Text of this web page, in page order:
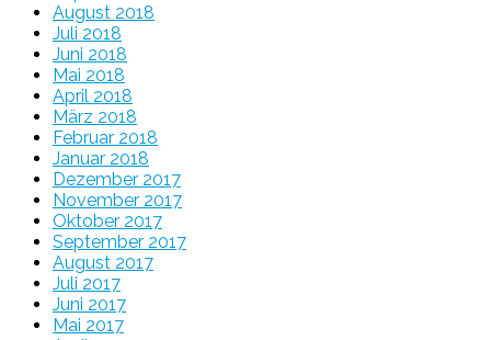
August 2018
Juli 2018
Juni 2018
Mai 2018
April 2018
März 2018
Februar 2018
Januar 2018
Dezember 2017
November 2017
Oktober 2017
September 2017
August 2017
Juli 2017
Juni 2017
Mai 2017